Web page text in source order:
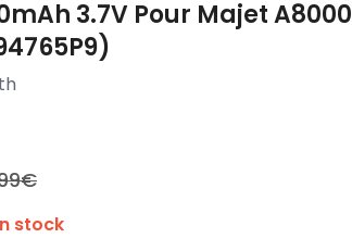
3.7V Pour Majet A8000
stock